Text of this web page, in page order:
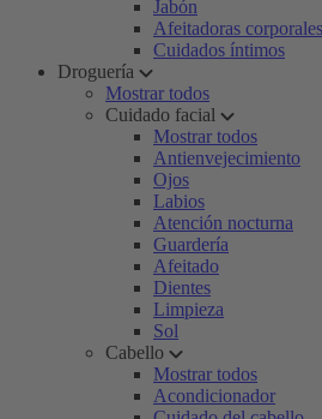
Jabón
Afeitadoras corporales
Cuidados íntimos
Droguería
Mostrar todos
Cuidado facial
Mostrar todos
Antienvejecimiento
Ojos
Labios
Atención nocturna
Guardería
Afeitado
Dientes
Limpieza
Sol
Cabello
Mostrar todos
Acondicionador